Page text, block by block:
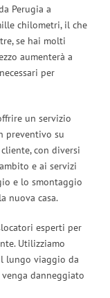
Perugia a
chilometri, il che
se hai molti
aumenterà a
per
un servizio
preventivo su
con diversi
e ai servizi
e lo smontaggio
nuova casa.
esperti per
Utilizziamo
lungo viaggio da
danneggiato